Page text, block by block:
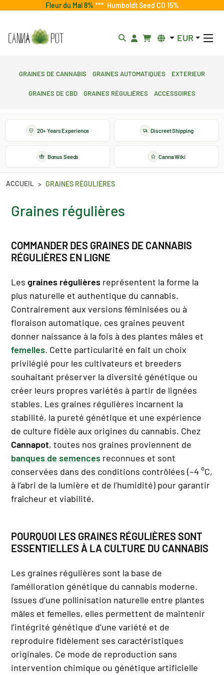
Fleur du Mal 8% *** Humboldt Seed CO 15%
EUR
Graines de cannabis Graines automatiques
Exterieur
Graines de CBD Graines régulières Accessoires
20+ Years Experience Discreet Shipping
Bonus Seeds Canna Wiki
ACCUEIL GRAINES RÉGULIÈRES
Graines régulières
COMMANDER DES GRAINES DE CANNABIS
RÉGULIÈRES EN LIGNE
Les graines régulières représentent la forme la
plus naturelle et authentique du cannabis.
Contrairement aux versions féminisées ou à
floraison automatique, ces graines peuvent
donner naissance à la fois à des plantes mâles et
femelles. Cette particularité en fait un choix
privilégié pour les cultivateurs et breeders
souhaitant préserver la diversité génétique ou
créer leurs propres variétés à partir de lignées
stables. Les graines régulières incarnent la
stabilité, la pureté génétique et une expérience
de culture fidèle aux origines du cannabis. Chez
Cannapot, toutes nos graines proviennent de
banques de semences reconnues et sont
conservées dans des conditions contrôlées (~4 °C,
à l’abri de la lumière et de l’humidité) pour garantir
fraîcheur et viabilité.
POURQUOI LES GRAINES RÉGULIÈRES SONT
ESSENTIELLES À LA CULTURE DU CANNABIS
Les graines régulières sont la base de
l’amélioration génétique du cannabis moderne.
Issues d’une pollinisation naturelle entre plantes
mâles et femelles, elles permettent de maintenir
l’intégrité génétique d’une variété et de
reproduire fidèlement ses caractéristiques
originales. Ce mode de reproduction sans
intervention chimique ou génétique artificielle